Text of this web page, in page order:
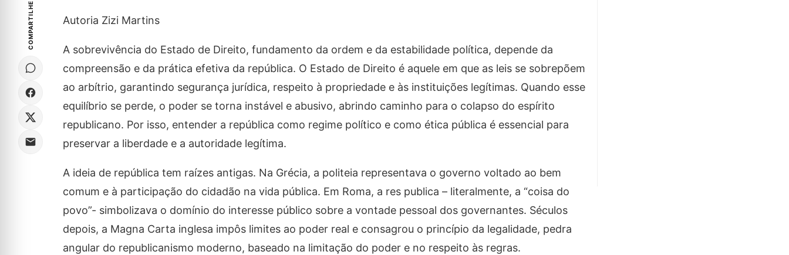
COMPARTILHE Autoria Zizi Martins
A sobrevivência do Estado de Direito, fundamento da ordem e da estabilidade política, depende da
compreensão e da prática efetiva da república. O Estado de Direito é aquele em que as leis se sobrepõem
ao arbítrio, garantindo segurança jurídica, respeito à propriedade e às instituições legítimas. Quando esse
equilíbrio se perde, o poder se torna instável e abusivo, abrindo caminho para o colapso do espírito
republicano. Por isso, entender a república como regime político e como ética pública é essencial para
preservar a liberdade e a autoridade legítima.
A ideia de república tem raízes antigas. Na Grécia, a politeia representava o governo voltado ao bem
comum e à participação do cidadão na vida pública. Em Roma, a res publica –literalmente, a “coisa do
povo”- simbolizava o domínio do interesse público sobre a vontade pessoal dos governantes. Séculos
depois, a Magna Carta inglesa impôs limites ao poder real e consagrou o princípio da legalidade, pedra
angular do republicanismo moderno, baseado na limitação do poder e no respeito às regras.